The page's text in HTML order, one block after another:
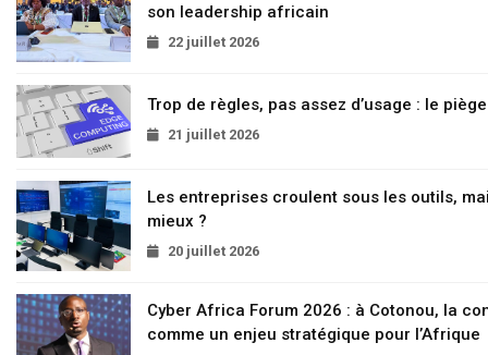
son leadership africain
22 juillet 2026
Trop de règles, pas assez d’usage : le
21 juillet 2026
Les entreprises croulent sous les outils,
mieux ?
20 juillet 2026
Cyber Africa Forum 2026 : à Cotonou, la
comme un enjeu stratégique pour l’Afrique